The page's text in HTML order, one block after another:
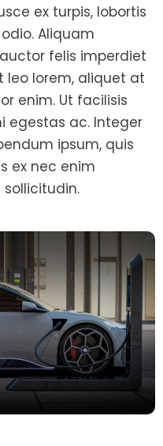
ex turpis, lobortis
Aliquam
felis imperdiet
leo lorem, aliquet at
enim. Ut facilisis
egestas ac. Integer
ipsum, quis
ex nec enim